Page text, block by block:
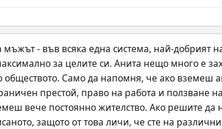
- във всяка една система, най-добрият
за целите си. Анита нещо много е
Само да напомня, че ако вземеш
престой, право на работа и ползване
вече постоянно жителство. Ако решите да
защото от това личи, че сте на